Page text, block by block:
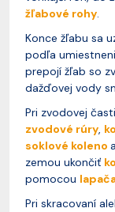
žľabové rohy.
Konce žľabu sa
podľa
prepojí žľab so
dažďovej vody
Pri zvodovej
zvodové rúry,
soklové koleno
zemou ukončiť
pomocou
Pri skracovaní